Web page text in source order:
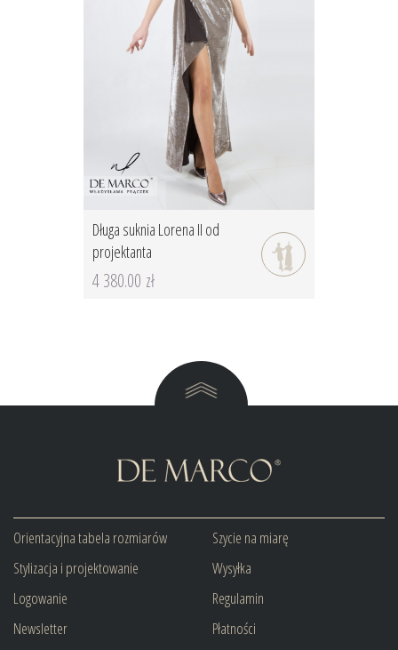
Długa suknia Lorena II od
projektanta
4 380.00 zł
Orientacyjna tabela rozmiarów
Stylizacja i projektowanie
Logowanie
Newsletter
Szycie na miarę
Wysyłka
Regulamin
Płatności